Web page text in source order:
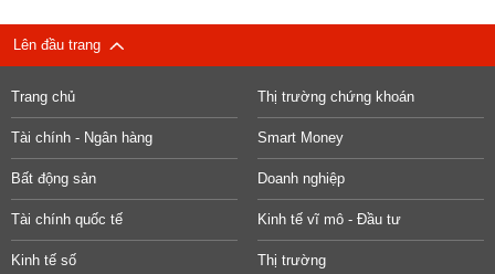
Lên đầu trang
Trang chủ Thị trường chứng khoán
Tài chính - Ngân hàng Smart Money
Bất động sản Doanh nghiệp
Tài chính quốc tế Kinh tế vĩ mô - Đầu tư
Kinh tế số Thị trường